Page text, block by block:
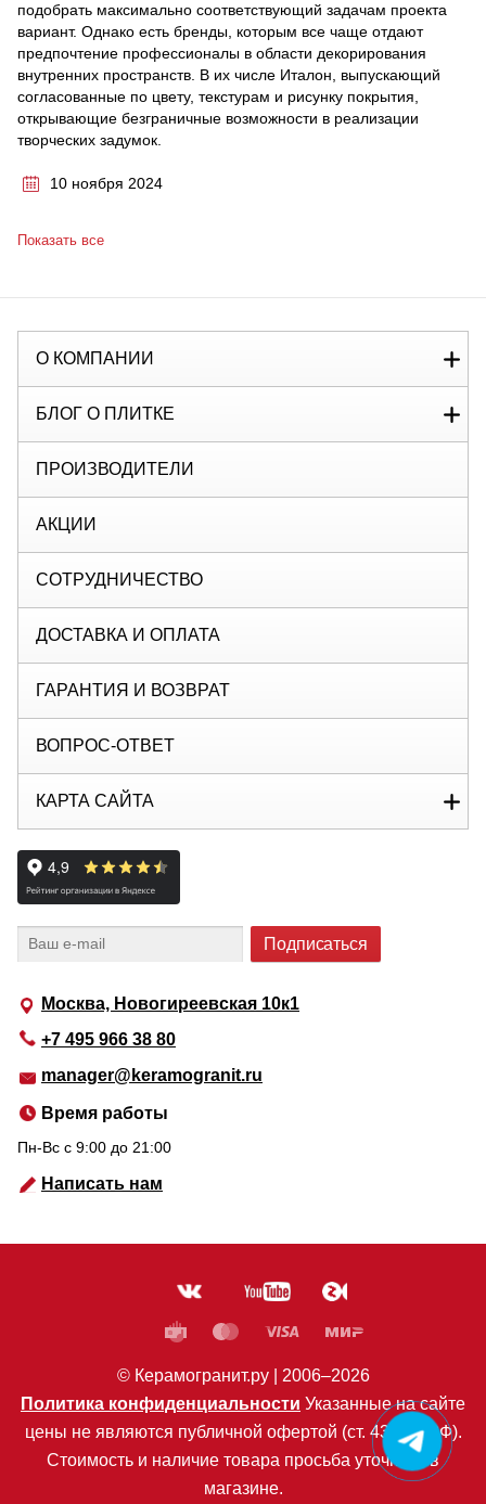
подобрать максимально соответствующий задачам проекта
вариант. Однако есть бренды, которым все чаще отдают
предпочтение профессионалы в области декорирования
внутренних пространств. В их числе Италон, выпускающий
согласованные по цвету, текстурам и рисунку покрытия,
открывающие безграничные возможности в реализации
творческих задумок.
10 ноября 2024
Показать все
Москва, Новогиреевская 10к1
+7 495 966 38 80
manager@keramogranit.ru
Время работы
Пн-Вс c 9:00 до 21:00
Написать нам
О КОМПАНИИ
БЛОГ О ПЛИТКЕ
ПРОИЗВОДИТЕЛИ
АКЦИИ
СОТРУДНИЧЕСТВО
ДОСТАВКА И ОПЛАТА
ГАРАНТИЯ И ВОЗВРАТ
ВОПРОС-ОТВЕТ
КАРТА САЙТА
© Керамогранит.ру | 2006–2026
Политика конфиденциальности Указанные на сайте
цены не являются публичной офертой (ст. 435 ГК РФ).
Стоимость и наличие товара просьба уточнять в
магазине.